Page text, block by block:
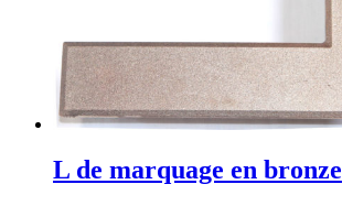
L de marquage en bronze